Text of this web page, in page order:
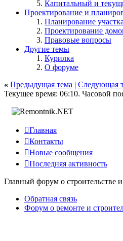
Капитальный и
Проектирование и
Планирование
Проектирование
Правовые вопросы
Другие темы
Курилка
О форуме
« Предыдущая тема | Следующая
Текущее время: 06:10. Часовой
Главная
Контакты
Новые сообщения
Последняя активность
Главный форум о строительстве
Обратная связь
Форум о ремонте и